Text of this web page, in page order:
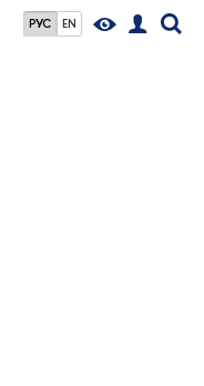
РУС EN